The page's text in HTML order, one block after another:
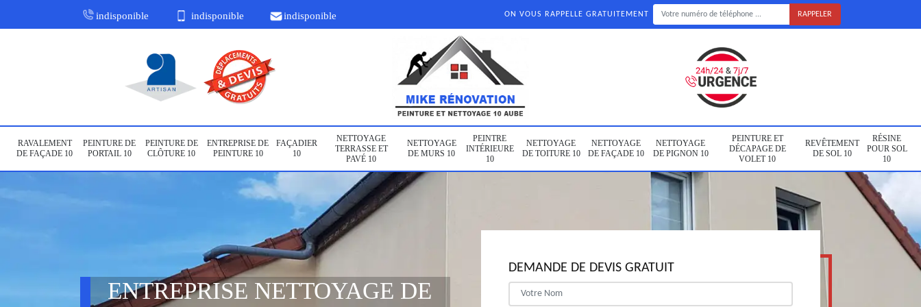
indisponible indisponible indisponible ON VOUS RAPPELLE GRATUITEMENT
RAVALEMENT
DE FAÇADE 10
PEINTURE DE
PORTAIL 10
PEINTURE DE
CLÔTURE 10
ENTREPRISE DE
PEINTURE 10
FAÇADIER
10
NETTOYAGE
TERRASSE ET
PAVÉ 10
NETTOYAGE
DE MURS 10
PEINTRE
INTÉRIEURE
10
NETTOYAGE
DE TOITURE 10
NETTOYAGE
DE FAÇADE 10
NETTOYAGE
DE PIGNON 10
PEINTURE ET
DÉCAPAGE DE
VOLET 10
REVÊTEMENT
DE SOL 10
RÉSINE
POUR SOL
10
ENTREPRISE NETTOYAGE DE
DEMANDE DE DEVIS GRATUIT